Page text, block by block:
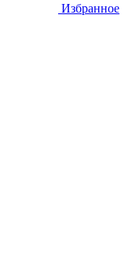
Избранное